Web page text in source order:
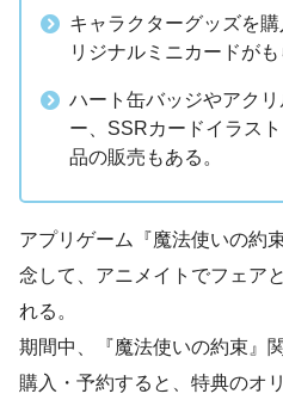
キャラクターグッズを
リジナルミニカードがも
ハート缶バッジやアク
ー、SSRカードイラス
品の販売もある。
アプリゲーム『魔法使いの約
念して、アニメイトでフェア
れる。
期間中、『魔法使いの約束』
購入・予約すると、特典のオ